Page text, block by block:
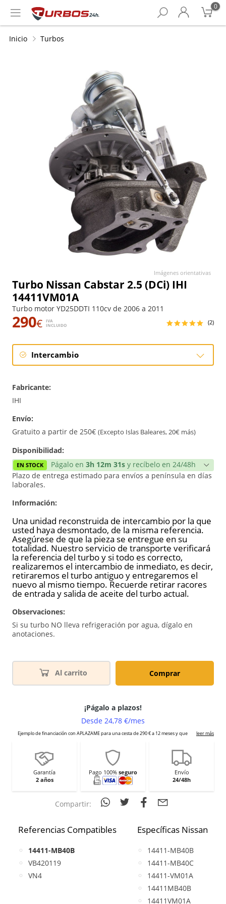
0
Inicio Turbos
Turbo Nissan Cabstar 2.5 (DCi) IHI
14411VM01A
Turbo motor YD25DDTI 110cv de 2006 a 2011
290€
IVA
INCLUIDO
(2)
Intercambio
Fabricante:
IHI
Envío:
Gratuito a partir de 250€ (Excepto Islas Baleares, 20€ más)
Disponibilidad:
EN STOCK Págalo en 3h 12m 31s y recíbelo en 24/48h
Plazo de entrega estimado para envíos a península en días
laborales.
Información:
Una unidad reconstruida de intercambio por la que
usted haya desmontado, de la misma referencia.
Asegúrese de que la pieza se entregue en su
totalidad. Nuestro servicio de transporte verificará
la referencia del turbo y si todo es correcto,
realizaremos el intercambio de inmediato, es decir,
retiraremos el turbo antiguo y entregaremos el
nuevo al mismo tiempo. Recuerde retirar racores
de entrada y salida de aceite del turbo actual.
Observaciones:
Si su turbo NO lleva refrigeración por agua, dígalo en
anotaciones.
Al carrito Comprar
Garantía
2 años
Pago 100% seguro
Envío
24/48h
Compartir:
Imágenes orientativas
Referencias Compatibles
14411-MB40B
VB420119
VN4
Específicas Nissan
14411-MB40B
14411-MB40C
14411-VM01A
14411MB40B
14411VM01A